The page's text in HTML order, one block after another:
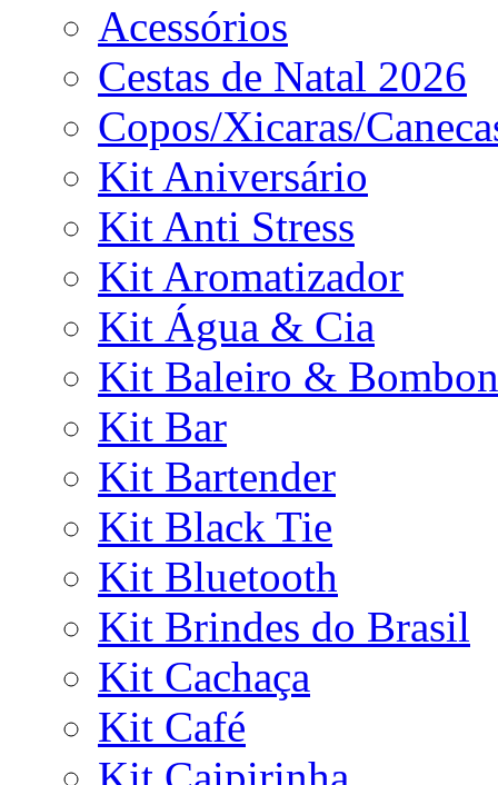
Acessórios
Cestas de Natal 2026
Copos/Xicaras/
Kit Aniversário
Kit Anti Stress
Kit Aromatizador
Kit Água & Cia
Kit Baleiro &
Kit Bar
Kit Bartender
Kit Black Tie
Kit Bluetooth
Kit Brindes do Brasil
Kit Cachaça
Kit Café